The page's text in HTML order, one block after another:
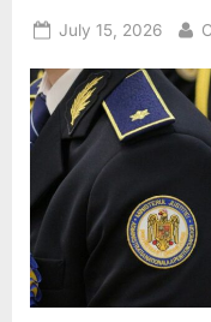
Posted
July 15, 2026